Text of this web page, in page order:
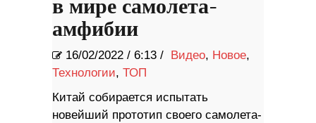
в мире самолета-
амфибии
16/02/2022 / 6:13 / Видео, Новое,
Технологии, ТОП
Китай собирается испытать
новейший прототип своего самолета-